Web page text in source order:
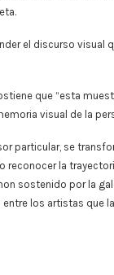
el discurso visual
que “esta
visual de la
particular, se
la
sostenido por la
los artistas que